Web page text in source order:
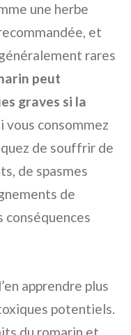
une herbe
et
rares
peut
graves si la
vous consommez
de souffrir de
de spasmes
de
conséquences
apprendre plus
potentiels.